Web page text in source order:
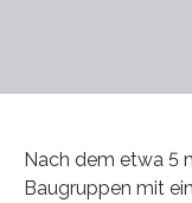
Nach dem etwa 5
Baugruppen mit